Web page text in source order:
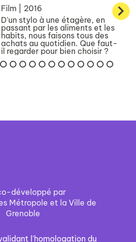
Film | 2016
D'un stylo à une étagère, en
passant par les aliments et les
habits, nous faisons tous des
achats au quotidien. Que faut-
il regarder pour bien choisir ?
Quelles questions faut-il se
poser pour avoir une
développé par
Métropole et la Ville de
Grenoble